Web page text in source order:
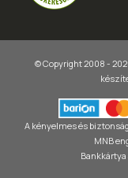
© Copyright 2008 -
A kényelmes és
MNB